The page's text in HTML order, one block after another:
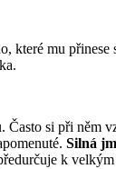
které mu
Často si při něm
Silná
k